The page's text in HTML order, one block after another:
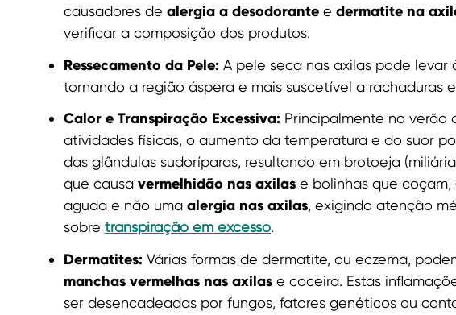
causadores de alergia a desodorante e dermatite na
verificar a composição dos produtos.
Ressecamento da Pele: A pele seca nas axilas pode levar
tornando a região áspera e mais suscetível a rachaduras
Calor e Transpiração Excessiva: Principalmente no verão
atividades físicas, o aumento da temperatura e do suor
das glândulas sudoríparas, resultando em brotoeja
que causa vermelhidão nas axilas e bolinhas que
aguda e não uma alergia nas axilas, exigindo atenção
sobre transpiração em excesso.
Dermatites: Várias formas de dermatite, ou eczema,
manchas vermelhas nas axilas e coceira. Estas
ser desencadeadas por fungos, fatores genéticos ou